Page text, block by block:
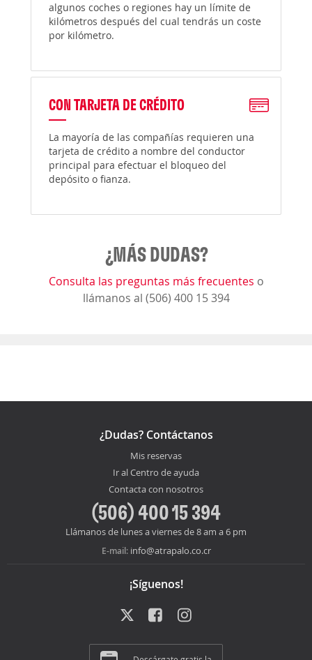
algunos coches o regiones hay un límite de
kilómetros después del cual tendrás un coste
por kilómetro.
CON TARJETA DE CRÉDITO
La mayoría de las compañías requieren una
tarjeta de crédito a nombre del conductor
principal para efectuar el bloqueo del
depósito o fianza.
¿MÁS DUDAS?
Consulta las preguntas más frecuentes o
llámanos al (506) 400 15 394
¿Dudas? Contáctanos
Mis reservas
Ir al Centro de ayuda
Contacta con nosotros
(506) 400 15 394
Llámanos de lunes a viernes de 8 am a 6 pm
E-mail: info@atrapalo.co.cr
¡Síguenos!